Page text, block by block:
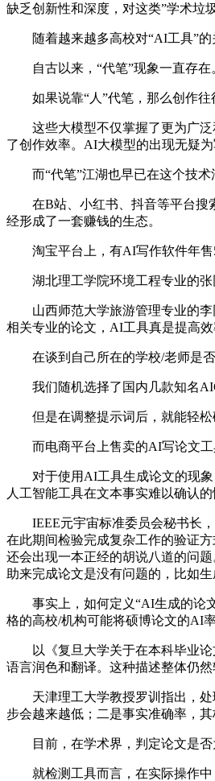
缺乏创新性和深度，对这类”学术垃
随着越来越多高校对“AI工具”的
自古以来，“代笔”现象一直存在
如果说靠“人”代笔，那么创作往
这些大模型不仅掌握了更为广泛
了创作效率。AI大模型的出现无疑
而“代笔”江湖也早已在这个技术
在B站、小红书、抖音等平台搜索
经形成了一套赚钱的生态。
淘宝平台上，有AI写作软件年售5
湖北理工学院环境工程专业的张同
山西师范大学旅游管理专业的李
相关专业的论文，AI工具真是提高
在谈到自己所在的学校/老师是否
我们随机选择了国内几款知名
但是在调整提示词后，就能轻松破
而电商平台上售卖的AI写论文工
对于使用AI工具生成论文的现象
人工智能工具在文本事实难以确认
IEEE元宇宙标准委员会秘书长，
在此期间检验完成复杂工作的验证
还会出现一本正经的胡说八道的问
助来完成论文是没有问题的，比如
事实上，如何定义“AI生成的论文
格的高校/机构可能将硕博论文的AI率
以《复旦大学关于在本科毕业论
语言润色和翻译。这种描述整体仍然
天津理工大学教授罗训指出，处
步会越来越低；二是事实准确率，
目前，在学术界，判定论文是否
就检测工具而言，在实际操作中